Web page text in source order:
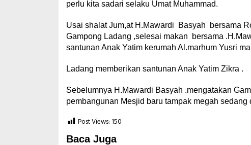
perlu kita sadari selaku Umat Muhammad.
Usai shalat Jum,at H.Mawardi Basyah bersama
Gampong Ladang ,selesai makan bersama
santunan Anak Yatim kerumah Al.marhum Yusri
Ladang memberikan santunan Anak Yatim Zikra .
Sebelumnya H.Mawardi Basyah .mengatakan
pembangunan Mesjid baru tampak megah
Post Views: 150
Baca Juga